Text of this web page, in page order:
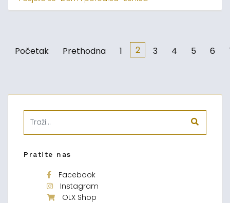
Početak Prethodna 1 2 3 4 5 6
Pratite nas
Facebook
Instagram
OLX Shop